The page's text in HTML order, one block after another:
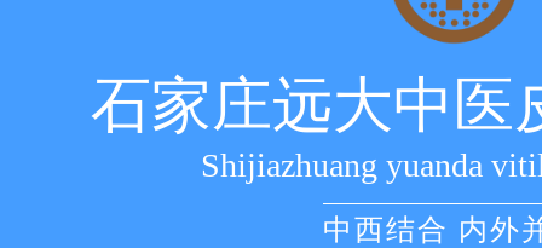
石家庄远大中医
Shijiazhuang yuanda
中西结合 内外